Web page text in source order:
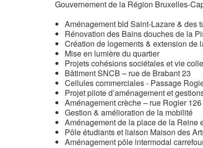
Gouvernement de la Région Bruxelles-
Aménagement bld Saint-Lazare & des
Rénovation des Bains douches de la
Création de logements & extension de
Mise en lumière du quartier
Projets cohésions sociétales et vie
Bâtiment SNCB – rue de Brabant 23
Cellules commerciales - Passage
Projet pilote d’aménagement et
Aménagement crèche – rue Rogier 126
Gestion & amélioration de la mobilité
Aménagement de la place de la Reine
Pôle étudiants et liaison Maison des
Aménagement pôle intermodal